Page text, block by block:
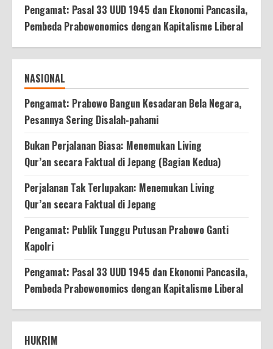
Pengamat: Pasal 33 UUD 1945 dan Ekonomi Pancasila,
Pembeda Prabowonomics dengan Kapitalisme Liberal
NASIONAL
Pengamat: Prabowo Bangun Kesadaran Bela Negara,
Pesannya Sering Disalah-pahami
Bukan Perjalanan Biasa: Menemukan Living
Qur’an secara Faktual di Jepang (Bagian Kedua)
Perjalanan Tak Terlupakan: Menemukan Living
Qur’an secara Faktual di Jepang
Pengamat: Publik Tunggu Putusan Prabowo Ganti
Kapolri
Pengamat: Pasal 33 UUD 1945 dan Ekonomi Pancasila,
Pembeda Prabowonomics dengan Kapitalisme Liberal
HUKRIM